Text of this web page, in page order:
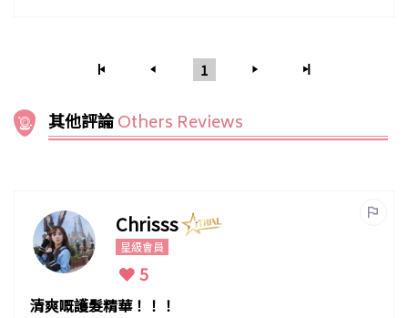
1
其他評論Others Reviews
Chrisss
星級會員
5
清爽嘅護髮精華！！！